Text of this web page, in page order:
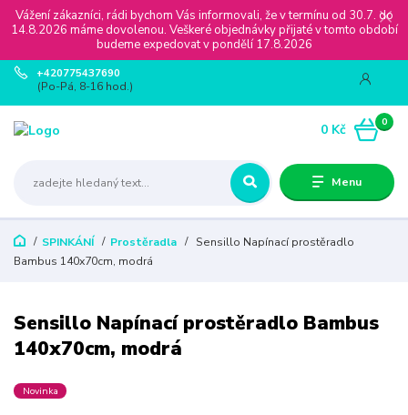
Vážení zákazníci, rádi bychom Vás informovali, že v termínu od 30.7. do
14.8.2026 máme dovolenou. Veškeré objednávky přijaté v tomto období
budeme expedovat v pondělí 17.8.2026
Menu
+420775437690
(Po-Pá, 8-16 hod.)
0
0 Kč
SPINKÁNÍ Prostěradla
Sensillo Napínací prostěradlo
Bambus 140x70cm, modrá
Sensillo Napínací prostěradlo Bambus
140x70cm, modrá
Novinka